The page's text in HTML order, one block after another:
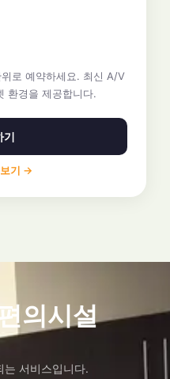
로 예약하세요. 최신 A/V
환경을 제공합니다.
기
기 →
의시설
는 서비스입니다.